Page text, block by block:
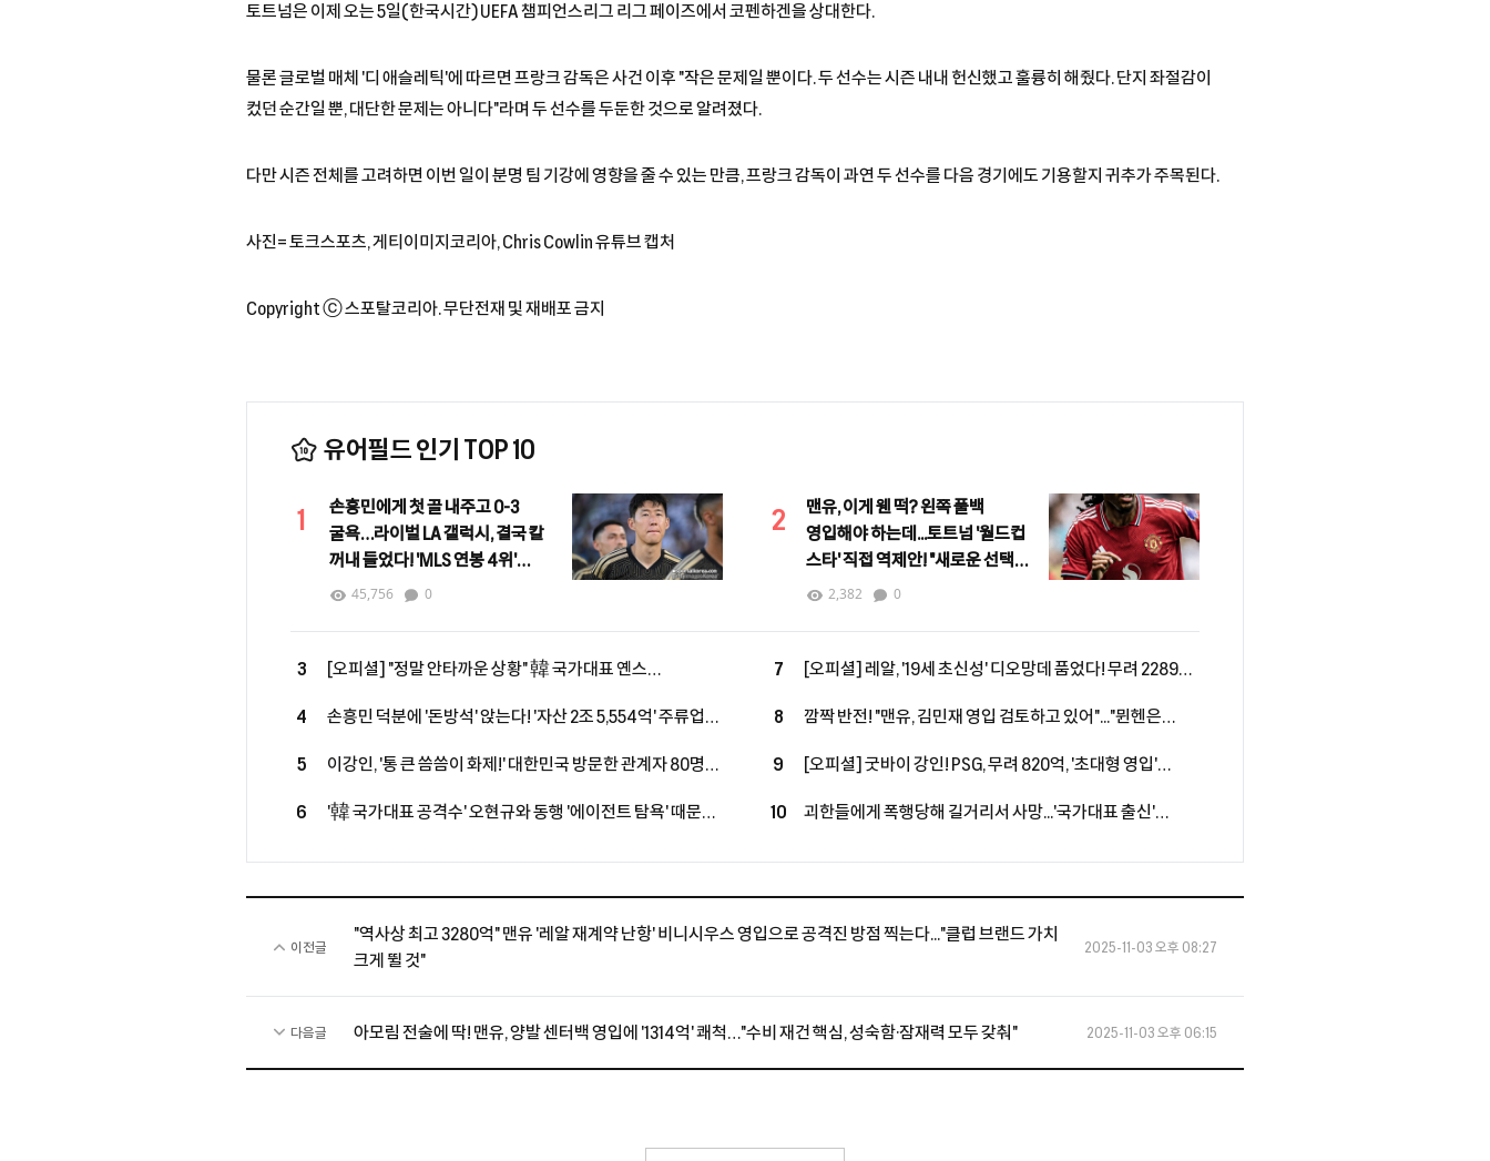
토트넘은 이제 오는 5일(한국시간) UEFA 챔피언스리그 리그 페이즈에서 코펜하겐을 상대한다.
물론 글로벌 매체 '디 애슬레틱'에 따르면 프랑크 감독은 사건 이후 "작은 문제일 뿐이다. 두 선수는 시즌 내내 헌신했고 훌륭히 해줬다. 단지 좌절감이
컸던 순간일 뿐, 대단한 문제는 아니다"라며 두 선수를 두둔한 것으로 알려졌다.
다만 시즌 전체를 고려하면 이번 일이 분명 팀 기강에 영향을 줄 수 있는 만큼, 프랑크 감독이 과연 두 선수를 다음 경기에도 기용할지 귀추가 주목된다.
사진= 토크스포츠, 게티이미지코리아, Chris Cowlin 유튜브 캡처
Copyright ⓒ 스포탈코리아. 무단전재 및 재배포 금지
유어필드 인기 TOP 10
1
손흥민에게 첫 골 내주고 0-3
굴욕…라이벌 LA 갤럭시, 결국 칼
꺼내 들었다! 'MLS 연봉 4위'
로사노 영입 임박
45,756 0
2
맨유, 이게 웬 떡? 왼쪽 풀백
영입해야 하는데...토트넘 '월드컵
스타' 직접 역제안! "새로운 선택지
등장"2,382 0
3
[오피셜] "정말 안타까운 상황" 韓 국가대표 옌스
어려울 것"
4
손흥민 덕분에 '돈방석' 앉는다! '자산 2조 5,554억' 주류업계
5
이강인, '통 큰 씀씀이 화제!' 대한민국 방문한 관계자 80명
훔치고 있다" 호평
6
'韓 국가대표 공격수' 오현규와 동행 '에이전트 탐욕' 때문에
7
[오피셜] 레알, '19세 초신성' 디오망데 품었다! 무려 2289억
'괴물 공격진' 구축
8
깜짝 반전! "맨유, 김민재 영입 검토하고 있어"..."뮌헨은
9
[오피셜] 굿바이 강인! PSG, 무려 820억, '초대형 영입'
체결, 'LEE 대체 유력'
10
괴한들에게 폭행당해 길거리서 사망...'국가대표 출신'
이전글
"역사상 최고 3280억" 맨유 '레알 재계약 난항' 비니시우스 영입으로 공격진 방점 찍는다..."클럽 브랜드 가치
크게 뛸 것"
2025-11-03 오후 08:27
다음글 아모림 전술에 딱! 맨유, 양발 센터백 영입에 '1314억' 쾌척…"수비 재건 핵심, 성숙함·잠재력 모두 갖춰" 2025-11-03 오후 06:15